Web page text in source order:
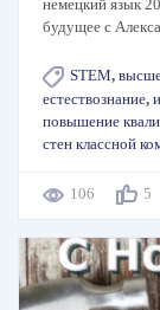
немецкий язык
будущее с
STEM,
естествознание,
повышение
стен классной
106